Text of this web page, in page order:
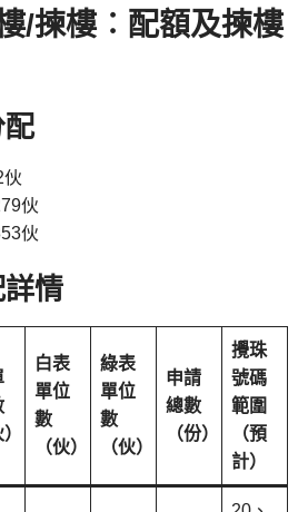
/揀樓︰ 配額及揀樓
伙
伙
伙
情
白表
單位
數
（伙）
綠表
單位
數
（伙）
申請
總數
（份）
攪珠
號碼
範圍
（預
計）